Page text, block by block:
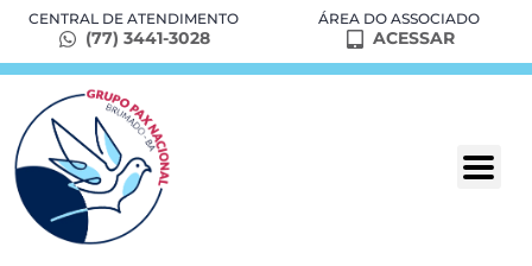
CENTRAL DE ATENDIMENTO
(77) 3441-3028
ÁREA DO ASSOCIADO
ACESSAR